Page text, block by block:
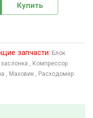
Купить
запчасти: Блок
заслонка
, Компрессор
, Маховик
, Расходомер